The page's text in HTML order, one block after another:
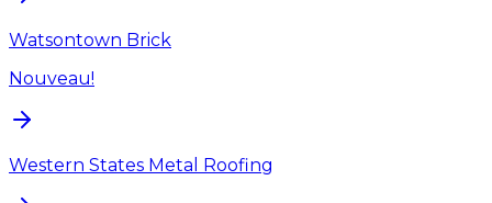
Watsontown Brick
Nouveau!
Western States Metal Roofing